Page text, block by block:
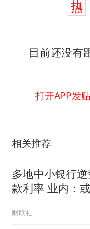
目前还没有
打开APP发贴
相关推荐
多地中小银行
款利率 业内：
关
财联社